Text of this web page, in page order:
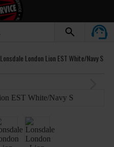
Lonsdale London Lion EST White/Navy S